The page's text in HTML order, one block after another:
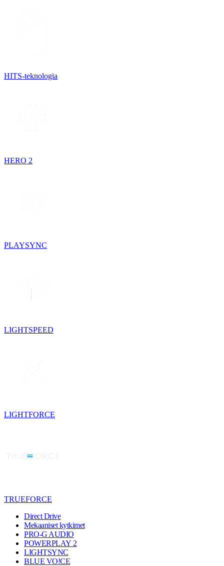
HITS-teknologia
HERO 2
PLAYSYNC
LIGHTSPEED
LIGHTFORCE
TRUEFORCE
Direct Drive
Mekaaniset kytkimet
PRO-G AUDIO
POWERPLAY 2
LIGHTSYNC
BLUE VO!CE